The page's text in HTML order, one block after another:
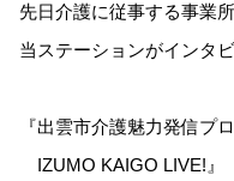
先日介護に従事する事業
当ステーションがインタ
『出雲市介護魅力発信プ
IZUMO KAIGO LIVE!』